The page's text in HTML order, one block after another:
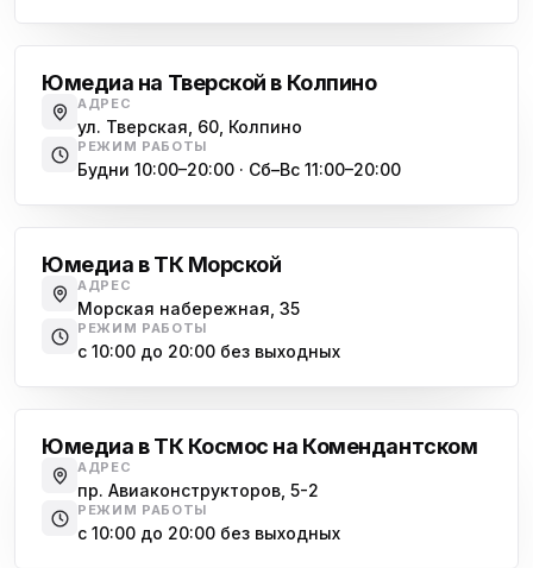
Юмедиа на Тверской в Колпино
АДРЕС
ул. Тверская, 60, Колпино
РЕЖИМ РАБОТЫ
Будни 10:00–20:00 · Сб–Вс 11:00–20:00
Юмедиа в ТК Морской
АДРЕС
Морская набережная, 35
РЕЖИМ РАБОТЫ
с 10:00 до 20:00 без выходных
Юмедиа в ТК Космос на Комендантском
АДРЕС
пр. Авиаконструкторов, 5-2
РЕЖИМ РАБОТЫ
с 10:00 до 20:00 без выходных